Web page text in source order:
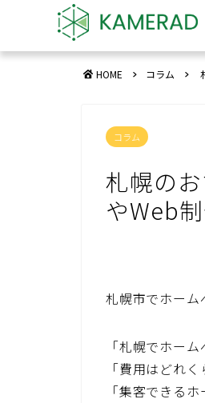
HOME コラム
コラム
札幌の
やWeb
札幌市でホーム
「札幌でホー
「費用はどれ
「集客できる